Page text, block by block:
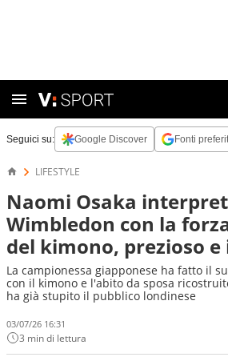
Seguici su: Google Discover Fonti
LIFESTYLE
Naomi Osaka
Wimbledon con la
del kimono, prezioso
La campionessa giapponese ha fatto il
con il kimono e l'abito da sposa
ha già stupito il pubblico londinese
03/07/26 16:31
3 min di lettura